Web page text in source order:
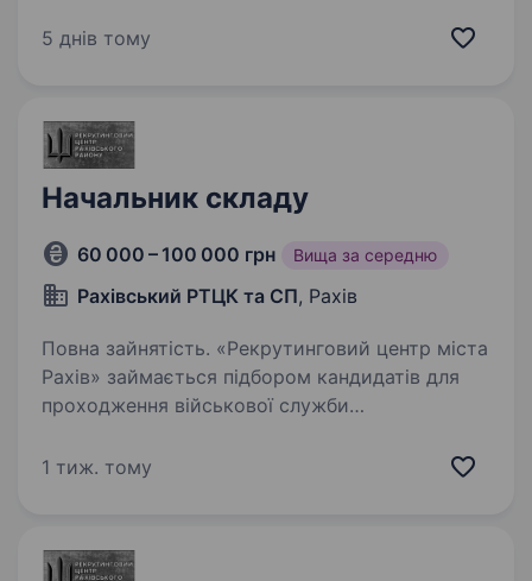
популярних мінеральних вод, які
5 днів тому
Начальник складу
60 000 – 100 000 грн Вища за середню
Рахівський РТЦК та СП, Рахів
Повна зайнятість. «Рекрутинговий центр міста
Рахів» займається підбором кандидатів для
проходження військової служби
Обов’язки: організація роботи складу
1 тиж. тому